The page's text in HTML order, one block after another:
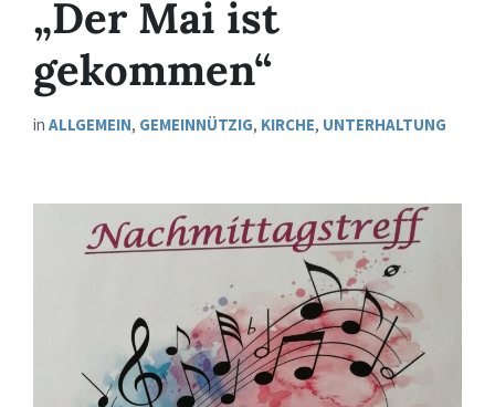
„Der Mai ist
gekommen“
in ALLGEMEIN, GEMEINNÜTZIG, KIRCHE, UNTERHALTUNG